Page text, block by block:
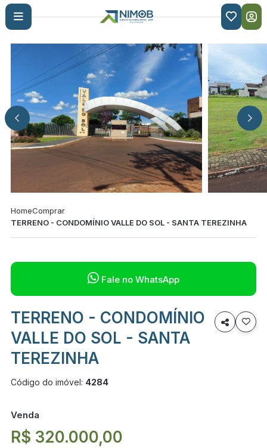

HomeComprar
TERRENO - CONDOMÍNIO VALLE DO SOL - SANTA TEREZINHA
 Fale no WhatsApp
TERRENO - CONDOMÍNIO
VALLE DO SOL - SANTA
TEREZINHA

Código do imóvel: 4284
Venda
R$ 320.000,00